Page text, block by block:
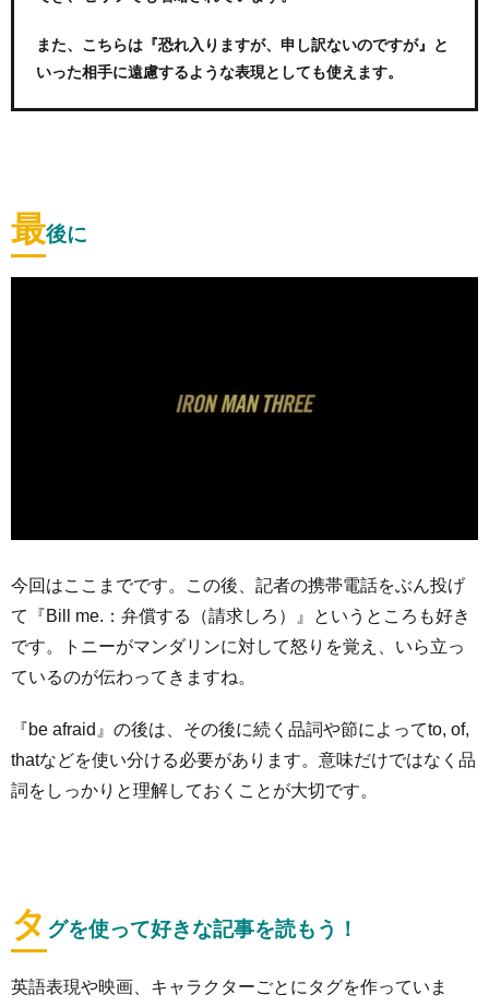
また、こちらは『恐れ入りますが、申し訳ないのですが』と
いった相手に遠慮するような表現としても使えます。
最後に
今回はここまでです。この後、記者の携帯電話をぶん投げ
て『Bill me.：弁償する（請求しろ）』というところも好き
です。トニーがマンダリンに対して怒りを覚え、いら立っ
ているのが伝わってきますね。
『be afraid』の後は、その後に続く品詞や節によってto, of,
thatなどを使い分ける必要があります。意味だけではなく品
詞をしっかりと理解しておくことが大切です。
タ グを使って好きな記事を読もう！
英語表現や映画、キャラクターごとにタグを作っていま